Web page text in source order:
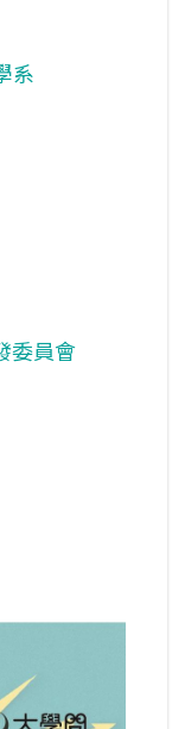
系
委員會